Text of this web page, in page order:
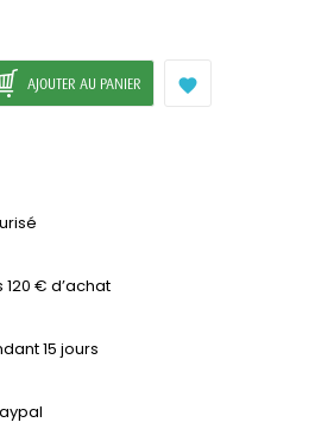
AJOUTER AU PANIER 
€ d’achat
15 jours